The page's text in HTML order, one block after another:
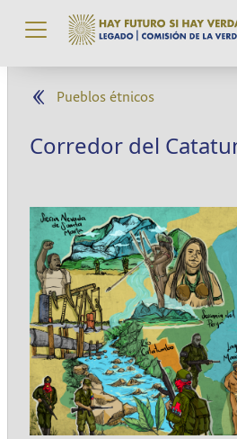
Pasar al contenido principal
Pueblos étnicos
Corredor del